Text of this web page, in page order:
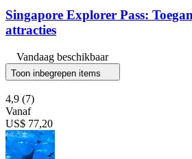
Singapore Explorer Pass:
attracties
Vandaag beschikbaar
Toon inbegrepen items
4,9 (7)
Vanaf
US$ 77,20